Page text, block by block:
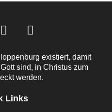
existiert, damit
sind, in Christus zum
werden.
Links